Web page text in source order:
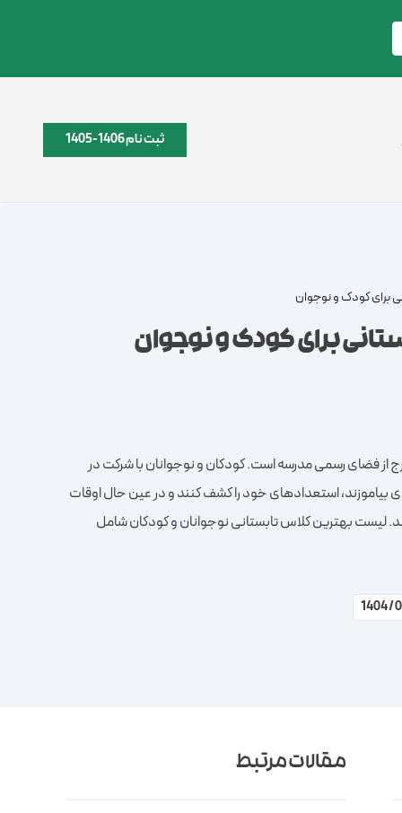
ثبت نام 1406-1405
برای کودک و نوجوان
برای کودک و نوجوان
از فضای رسمی مدرسه است. کودکان و نوجوانان با شرکت در
استعدادهای خود را کشف کنند و در عین حال اوقات
لیست بهترین کلاس تابستانی نوجوانان و کودکان شامل
مقالات مرتبط